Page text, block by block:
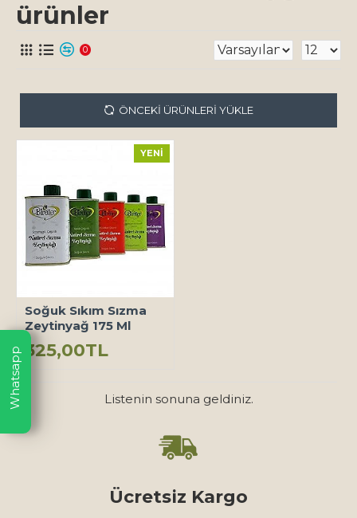
ürünler
0
ÖNCEKI ÜRÜNLERI YÜKLE
YENI
Soğuk Sıkım Sızma
Zeytinyağ 175 Ml
325,00TL
Listenin sonuna geldiniz.
Ücretsiz Kargo
Whatsapp